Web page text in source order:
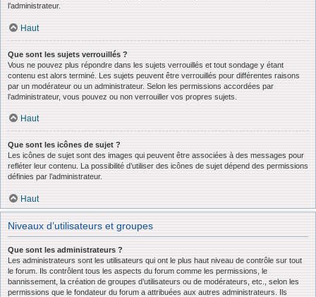
l’administrateur.
Haut
Que sont les sujets verrouillés ?
Vous ne pouvez plus répondre dans les sujets verrouillés et tout sondage y étant
contenu est alors terminé. Les sujets peuvent être verrouillés pour différentes raisons
par un modérateur ou un administrateur. Selon les permissions accordées par
l’administrateur, vous pouvez ou non verrouiller vos propres sujets.
Haut
Que sont les icônes de sujet ?
Les icônes de sujet sont des images qui peuvent être associées à des messages pour
refléter leur contenu. La possibilité d’utiliser des icônes de sujet dépend des permissions
définies par l’administrateur.
Haut
Niveaux d’utilisateurs et groupes
Que sont les administrateurs ?
Les administrateurs sont les utilisateurs qui ont le plus haut niveau de contrôle sur tout
le forum. Ils contrôlent tous les aspects du forum comme les permissions, le
bannissement, la création de groupes d’utilisateurs ou de modérateurs, etc., selon les
permissions que le fondateur du forum a attribuées aux autres administrateurs. Ils